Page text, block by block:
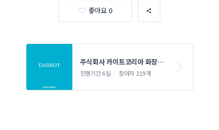
좋아요 0
주식회사 카이트코리아 화장품
네이밍 콘테스트
진행기간 6일 참여작 219개